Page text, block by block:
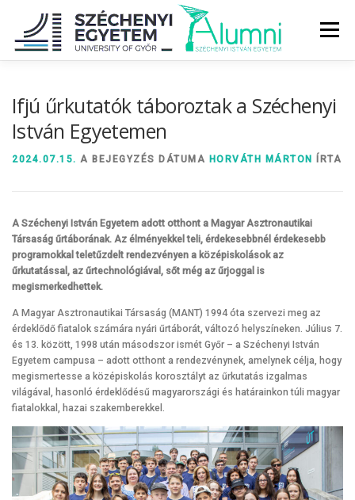
tartalomhoz
Menü
DIPLOMÁN TÚL
Ifjú űrkutatók táboroztak a Széchenyi
István Egyetemen
2024.07.15. A BEJEGYZÉS DÁTUMA HORVÁTH MÁRTON ÍRTA
A Széchenyi István Egyetem adott otthont a Magyar Asztronautikai
Társaság űrtáborának. Az élményekkel teli, érdekesebbnél érdekesebb
programokkal teletűzdelt rendezvényen a középiskolások az
űrkutatással, az űrtechnológiával, sőt még az űrjoggal is
megismerkedhettek.
A Magyar Asztronautikai Társaság (MANT) 1994 óta szervezi meg az
érdeklődő fiatalok számára nyári űrtáborát, változó helyszíneken. Július 7.
és 13. között, 1998 után másodszor ismét Győr – a Széchenyi István
Egyetem campusa – adott otthont a rendezvénynek, amelynek célja, hogy
megismertesse a középiskolás korosztályt az űrkutatás izgalmas
világával, hasonló érdeklődésű magyarországi és határainkon túli magyar
fiatalokkal, hazai szakemberekkel.